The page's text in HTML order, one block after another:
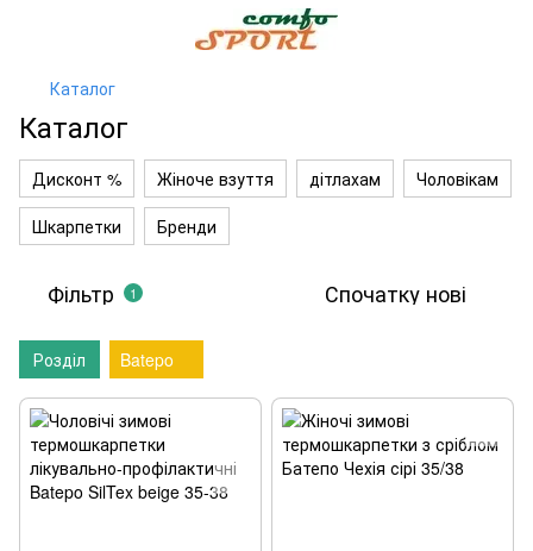
Каталог
Каталог
Дисконт % Жіноче взуття дітлахам
Чоловікам
Шкарпетки
Бренди
Фільтр 1 Спочатку нові
Розділ Batepo